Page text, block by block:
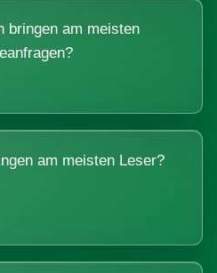
bringen am meisten
am meisten Leser?